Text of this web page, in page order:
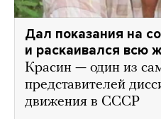
Дал показания на
и раскаивался всю
Красин — один из
представителей
движения в СССР